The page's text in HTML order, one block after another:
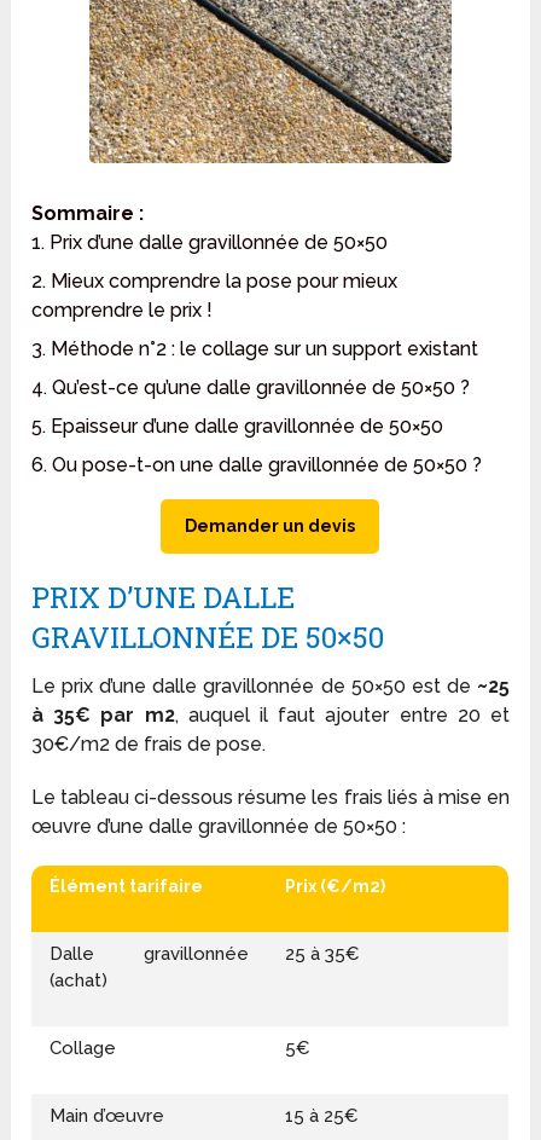
Sommaire :
1. Prix d’une dalle gravillonnée de 50×50
2. Mieux comprendre la pose pour mieux
comprendre le prix !
3. Méthode n°2 : le collage sur un support existant
4. Qu’est-ce qu’une dalle gravillonnée de 50×50 ?
5. Epaisseur d’une dalle gravillonnée de 50×50
6. Ou pose-t-on une dalle gravillonnée de 50×50 ?
Demander un devis
PRIX D’UNE DALLE
GRAVILLONNÉE DE 50×50
Le prix d’une dalle gravillonnée de 50×50 est de ~25
à 35€ par m2, auquel il faut ajouter entre 20 et
30€/m2 de frais de pose.
Le tableau ci-dessous résume les frais liés à mise en
œuvre d’une dalle gravillonnée de 50×50 :
Élément tarifaire Prix (€/m2)
Dalle gravillonnée
(achat)
25 à 35€
Collage 5€
Main d’œuvre 15 à 25€